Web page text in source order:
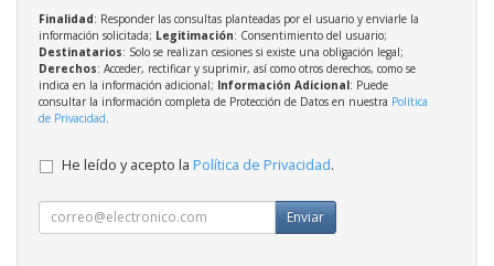
Finalidad: Responder las consultas planteadas por el usuario y enviarle la
información solicitada; Legitimación: Consentimiento del usuario;
Destinatarios: Solo se realizan cesiones si existe una obligación legal;
Derechos: Acceder, rectificar y suprimir, así como otros derechos, como se
indica en la información adicional; Información Adicional: Puede
consultar la información completa de Protección de Datos en nuestra Política
de Privacidad
He leído y acepto la Política de Privacidad.
Enviar